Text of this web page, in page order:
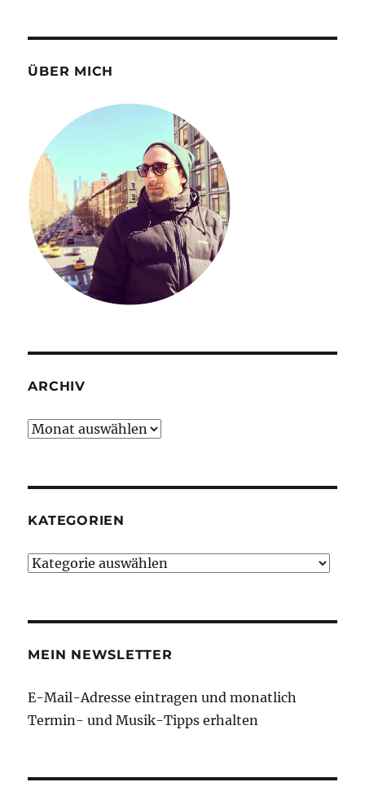
ÜBER MICH
ARCHIV
Archiv
KATEGORIEN
Kategorien
MEIN NEWSLETTER
E-Mail-Adresse eintragen und monatlich
Termin- und Musik-Tipps erhalten